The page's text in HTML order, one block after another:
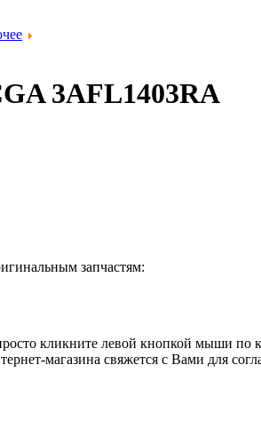
3AFL1403RA
запчастям:
кликните левой кнопкой мыши по
магазина свяжется с Вами для